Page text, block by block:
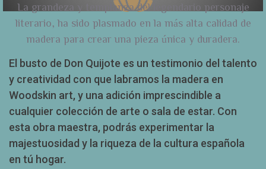
La grandeza y templanza del legendario personaje
literario, ha sido plasmado en la más alta calidad de
madera para crear una pieza única y duradera.
El busto de Don Quijote es un testimonio del talento
y creatividad con que labramos la madera en
Woodskin art, y una adición imprescindible a
cualquier colección de arte o sala de estar. Con
esta obra maestra, podrás experimentar la
majestuosidad y la riqueza de la cultura española
en tú hogar.